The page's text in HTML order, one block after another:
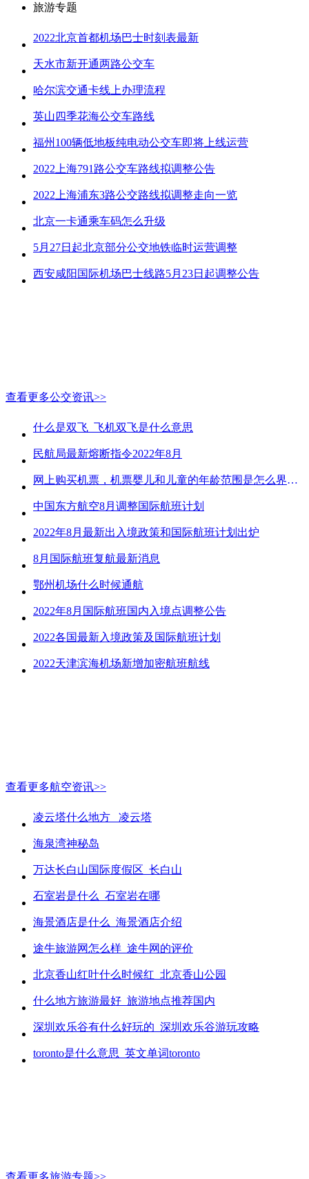
旅游专题
2022北京首都机场巴士时刻表最新
天水市新开通两路公交车
哈尔滨交通卡线上办理流程
英山四季花海公交车路线
福州100辆低地板纯电动公交车即将上线运营
2022上海791路公交车路线拟调整公告
2022上海浦东3路公交路线拟调整走向一览
北京一卡通乘车码怎么升级
5月27日起北京部分公交地铁临时运营调整
西安咸阳国际机场巴士线路5月23日起调整公告
查看更多公交资讯>>
什么是双飞_飞机双飞是什么意思
民航局最新熔断指令2022年8月
网上购买机票，机票婴儿和儿童的年龄范围是怎么界定的？
中国东方航空8月调整国际航班计划
2022年8月最新出入境政策和国际航班计划出炉
8月国际航班复航最新消息
鄂州机场什么时候通航
2022年8月国际航班国内入境点调整公告
2022各国最新入境政策及国际航班计划
2022天津滨海机场新增加密航班航线
查看更多航空资讯>>
凌云塔什么地方_ 凌云塔
海泉湾神秘岛
万达长白山国际度假区_长白山
石室岩是什么_石室岩在哪
海景酒店是什么_海景酒店介绍
途牛旅游网怎么样_途牛网的评价
北京香山红叶什么时候红_北京香山公园
什么地方旅游最好_旅游地点推荐国内
深圳欢乐谷有什么好玩的_深圳欢乐谷游玩攻略
toronto是什么意思_英文单词toronto